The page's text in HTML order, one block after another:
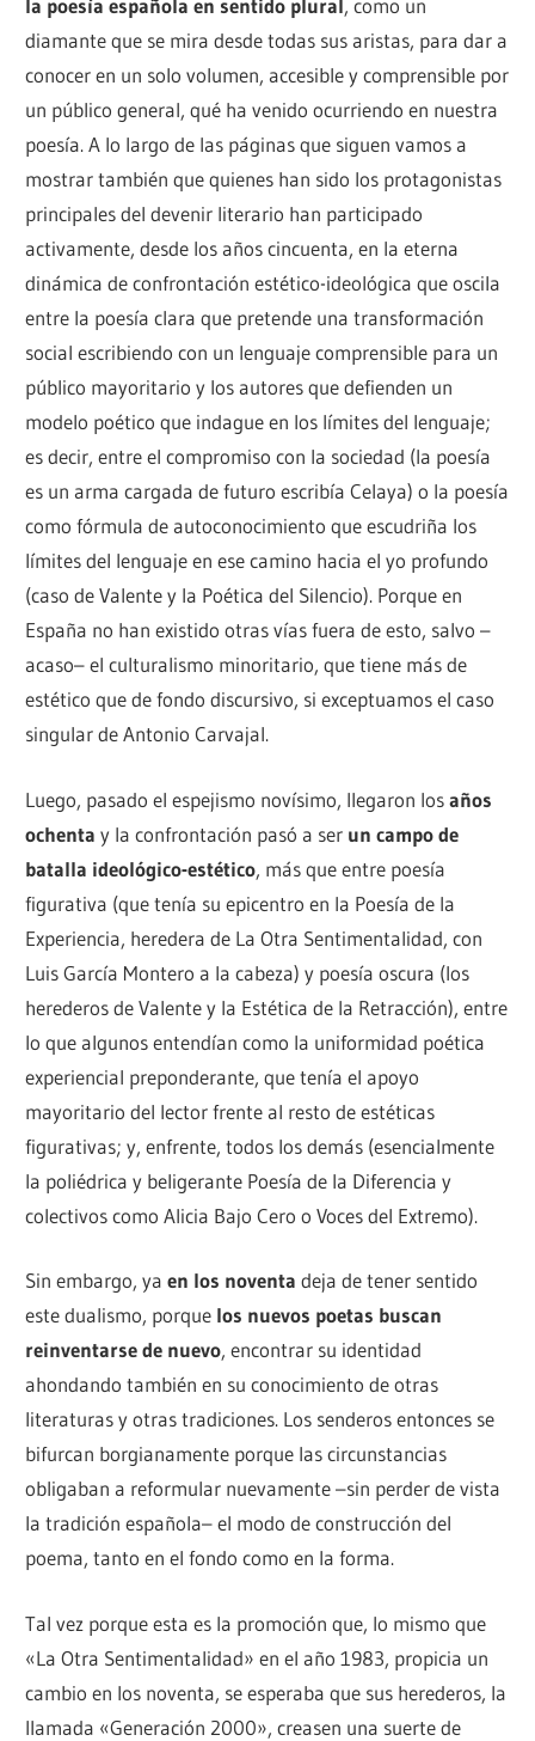
la poesía española en sentido plural , como un
diamante que se mira desde todas sus aristas, para dar a
conocer en un solo volumen, accesible y comprensible por
un público general, qué ha venido ocurriendo en nuestra
poesía. A lo largo de las páginas que siguen vamos a
mostrar también que quienes han sido los protagonistas
principales del devenir literario han participado
activamente, desde los años cincuenta, en la eterna
dinámica de confrontación estético-ideológica que oscila
entre la poesía clara que pretende una transformación
social escribiendo con un lenguaje comprensible para un
público mayoritario y los autores que defienden un
modelo poético que indague en los límites del lenguaje;
es decir, entre el compromiso con la sociedad (la poesía
es un arma cargada de futuro escribía Celaya) o la poesía
como fórmula de autoconocimiento que escudriña los
límites del lenguaje en ese camino hacia el yo profundo
(caso de Valente y la Poética del Silencio). Porque en
España no han existido otras vías fuera de esto, salvo –
acaso– el culturalismo minoritario, que tiene más de
estético que de fondo discursivo, si exceptuamos el caso
singular de Antonio Carvajal.
Luego, pasado el espejismo novísimo, llegaron losaños
ochenta y la confrontación pasó a ser un campo de
batalla ideológico-estético, más que entre poesía
figurativa (que tenía su epicentro en la Poesía de la
Experiencia, heredera de La Otra Sentimentalidad, con
Luis García Montero a la cabeza) y poesía oscura (los
herederos de Valente y la Estética de la Retracción), entre
lo que algunos entendían como la uniformidad poética
experiencial preponderante, que tenía el apoyo
mayoritario del lector frente al resto de estéticas
figurativas; y, enfrente, todos los demás (esencialmente
la poliédrica y beligerante Poesía de la Diferencia y
colectivos como Alicia Bajo Cero o Voces del Extremo).
Sin embargo, yaen los noventa deja de tener sentido
este dualismo, porque los nuevos poetas buscan
reinventarse de nuevo, encontrar su identidad
ahondando también en su conocimiento de otras
literaturas y otras tradiciones. Los senderos entonces se
bifurcan borgianamente porque las circunstancias
obligaban a reformular nuevamente –sin perder de vista
la tradición española– el modo de construcción del
poema, tanto en el fondo como en la forma.
Tal vez porque esta es la promoción que, lo mismo que
«La Otra Sentimentalidad» en el año 1983, propicia un
cambio en los noventa, se esperaba que sus herederos, la
llamada «Generación 2000», creasen una suerte de